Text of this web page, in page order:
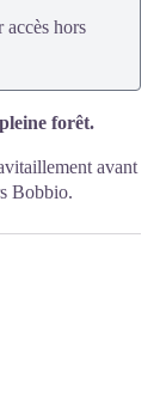
hors
forêt.
avant
Bobbio.